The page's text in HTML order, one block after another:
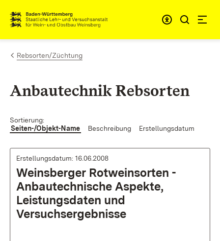
Zum Inhalt springen
Link zur Startseite
Rebsorten/Züchtung
Anbautechnik Rebsorten
Sortierung:
Seiten-/Objekt-Name
Beschreibung Erstellungsdatum
Erstellungsdatum: 16.06.2008
Weinsberger Rotweinsorten -
Anbautechnische Aspekte,
Leistungsdaten und
Versuchsergebnisse